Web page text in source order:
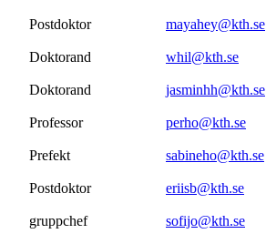
Postdoktor mayahey@kth.se
Doktorand whil@kth.se
Doktorand jasminhh@kth.se
Professor perho@kth.se
Prefekt sabineho@kth.se
Postdoktor eriisb@kth.se
gruppchef sofijo@kth.se